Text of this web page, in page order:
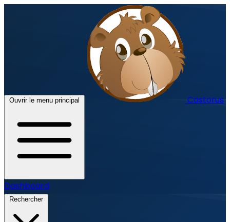
Ouvrir le menu principal Castorus
Dashboard
Rechercher